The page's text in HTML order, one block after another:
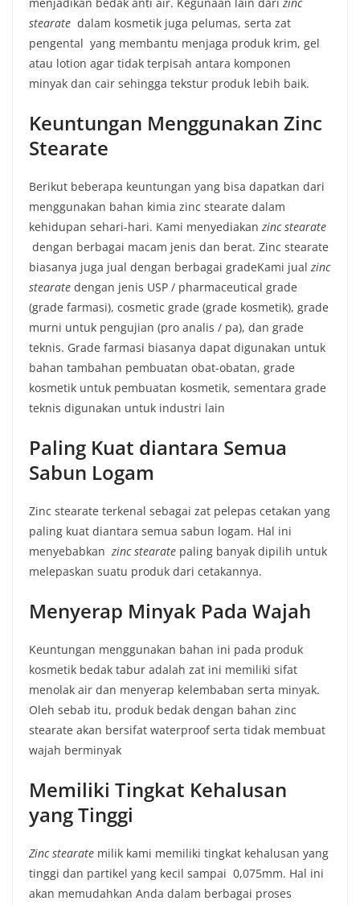
stearate dalam kosmetik juga pelumas, serta zat
pengental yang membantu menjaga produk krim, gel
atau lotion agar tidak terpisah antara komponen
minyak dan cair sehingga tekstur produk lebih baik.
Keuntungan Menggunakan Zinc
Stearate
Berikut beberapa keuntungan yang bisa dapatkan dari
menggunakan bahan kimia zinc stearate dalam
kehidupan sehari-hari. Kami menyediakan zinc stearate
dengan berbagai macam jenis dan berat. Zinc stearate
biasanya juga jual dengan berbagai gradeKami jual zinc
stearate dengan jenis USP / pharmaceutical grade
(grade farmasi), cosmetic grade (grade kosmetik), grade
murni untuk pengujian (pro analis / pa), dan grade
teknis. Grade farmasi biasanya dapat digunakan untuk
bahan tambahan pembuatan obat-obatan, grade
kosmetik untuk pembuatan kosmetik, sementara grade
teknis digunakan untuk industri lain
Paling Kuat diantara Semua
Sabun Logam
Zinc stearate terkenal sebagai zat pelepas cetakan yang
paling kuat diantara semua sabun logam. Hal ini
menyebabkan zinc stearate paling banyak dipilih untuk
melepaskan suatu produk dari cetakannya.
Menyerap Minyak Pada Wajah
Keuntungan menggunakan bahan ini pada produk
kosmetik bedak tabur adalah zat ini memiliki sifat
menolak air dan menyerap kelembaban serta minyak.
Oleh sebab itu, produk bedak dengan bahan zinc
stearate akan bersifat waterproof serta tidak membuat
wajah berminyak
Memiliki Tingkat Kehalusan
yang Tinggi
Zinc stearate milik kami memiliki tingkat kehalusan yang
tinggi dan partikel yang kecil sampai 0,075mm. Hal ini
akan memudahkan Anda dalam berbagai proses